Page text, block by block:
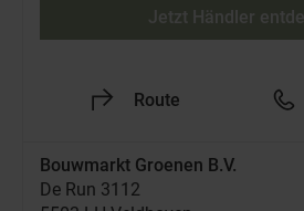
Jetzt Händler
Route
Bouwmarkt Groenen B.V.
De Run 3112